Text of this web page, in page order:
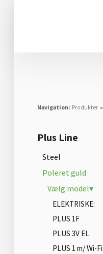
Navigation: Produkter »
Plus Line
Steel
Poleret guld
Vælg model▾
ELEKTRISKE:
PLUS 1F
PLUS 3V EL
PLUS 1 m/ Wi-Fi